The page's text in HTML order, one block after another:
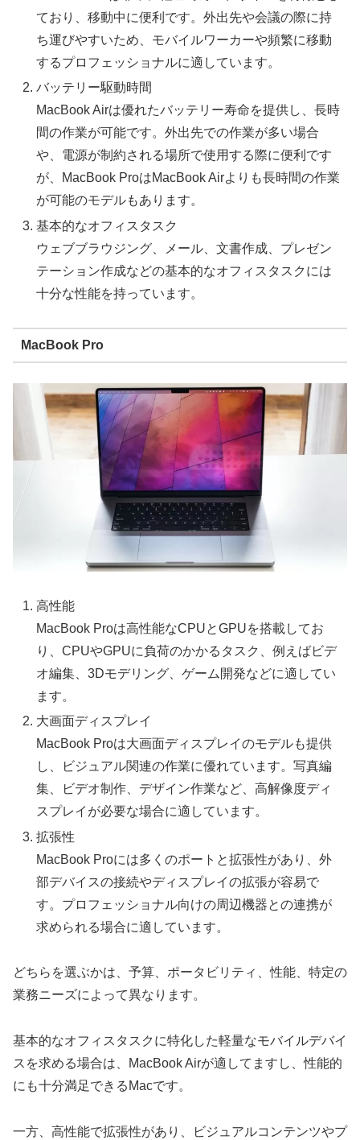
ており、移動中に便利です。外出先や会議の際に持
ち運びやすいため、モバイルワーカーや頻繁に移動
するプロフェッショナルに適しています。
バッテリー駆動時間
MacBook Airは優れたバッテリー寿命を提供し、長時
間の作業が可能です。外出先での作業が多い場合
や、電源が制約される場所で使用する際に便利です
が、MacBook ProはMacBook Airよりも長時間の作業
が可能のモデルもあります。
基本的なオフィスタスク
ウェブブラウジング、メール、文書作成、プレゼン
テーション作成などの基本的なオフィスタスクには
十分な性能を持っています。
MacBook Pro
高性能
MacBook Proは高性能なCPUとGPUを搭載してお
り、CPUやGPUに負荷のかかるタスク、例えばビデ
オ編集、3Dモデリング、ゲーム開発などに適してい
ます。
大画面ディスプレイ
MacBook Proは大画面ディスプレイのモデルも提供
し、ビジュアル関連の作業に優れています。写真編
集、ビデオ制作、デザイン作業など、高解像度ディ
スプレイが必要な場合に適しています。
拡張性
MacBook Proには多くのポートと拡張性があり、外
部デバイスの接続やディスプレイの拡張が容易で
す。プロフェッショナル向けの周辺機器との連携が
求められる場合に適しています。
どちらを選ぶかは、予算、ポータビリティ、性能、特定の
業務ニーズによって異なります。
基本的なオフィスタスクに特化した軽量なモバイルデバイ
スを求める場合は、MacBook Airが適してますし、性能的
にも十分満足できるMacです。
一方、高性能で拡張性があり、ビジュアルコンテンツやプ